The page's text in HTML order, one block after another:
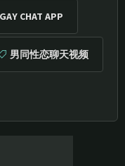
GAY CHAT APP
男同性恋聊天视频